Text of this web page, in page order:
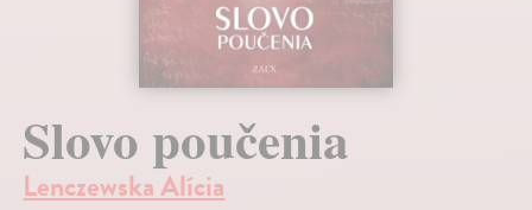
Slovo poučenia
Lenczewska Alícia